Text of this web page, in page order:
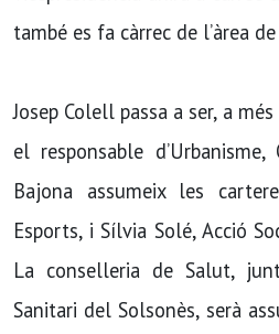
també es fa càrrec de l’àrea
Josep Colell passa a ser, a
el responsable
Bajona assumeix les
Esports, i Sílvia Solé, Acció
La conselleria de Salut,
Sanitari del Solsonès, serà